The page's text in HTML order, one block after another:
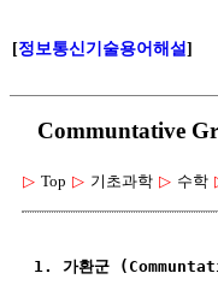
[정보통신기술용어해설]
Communtative
▷ Top ▷ 기초과학 ▷ 수학
1. 가환군